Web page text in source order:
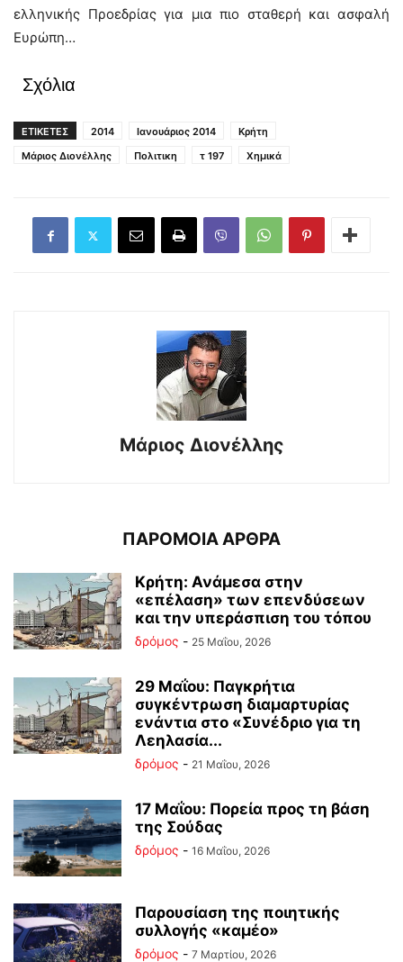
ελληνικής Προεδρίας για μια πιο σταθερή και ασφαλή
Ευρώπη…
Σχόλια
ΕΤΙΚΕΤΕΣ 2014 Ιανουάριος 2014
Κρήτη
Μάριος Διονέλλης
Πολιτικη τ 197 Χημικά
Μάριος Διονέλλης
ΠΑΡΟΜΟΙΑ ΑΡΘΡΑ
Κρήτη: Ανάμεσα στην
«επέλαση» των επενδύσεων
και την υπεράσπιση του τόπου
δρόμος - 25 Μαΐου, 2026
29 Μαΐου: Παγκρήτια
συγκέντρωση διαμαρτυρίας
ενάντια στο «Συνέδριο για τη
Λεηλασία...
δρόμος - 21 Μαΐου, 2026
17 Μαΐου: Πορεία προς τη βάση
της Σούδας
δρόμος - 16 Μαΐου, 2026
Παρουσίαση της ποιητικής
συλλογής «καμέο»
δρόμος - 7 Μαρτίου, 2026